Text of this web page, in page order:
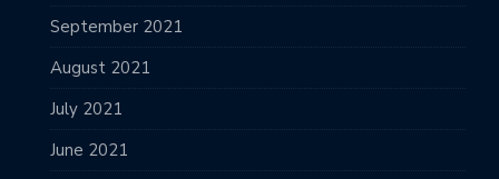
September 2021
August 2021
July 2021
June 2021